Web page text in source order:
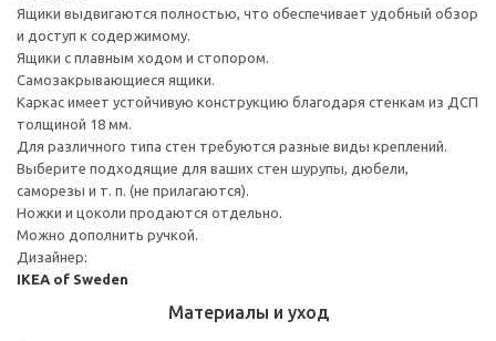
Ящики выдвигаются полностью, что обеспечивает удобный обзор
и доступ к содержимому.
Ящики с плавным ходом и стопором.
Самозакрывающиеся ящики.
Каркас имеет устойчивую конструкцию благодаря стенкам из ДСП
толщиной 18 мм.
Для различного типа стен требуются разные виды креплений.
Выберите подходящие для ваших стен шурупы, дюбели,
саморезы и т. п. (не прилагаются).
Ножки и цоколи продаются отдельно.
Можно дополнить ручкой.
Дизайнер:
IKEA of Sweden
Материалы и уход